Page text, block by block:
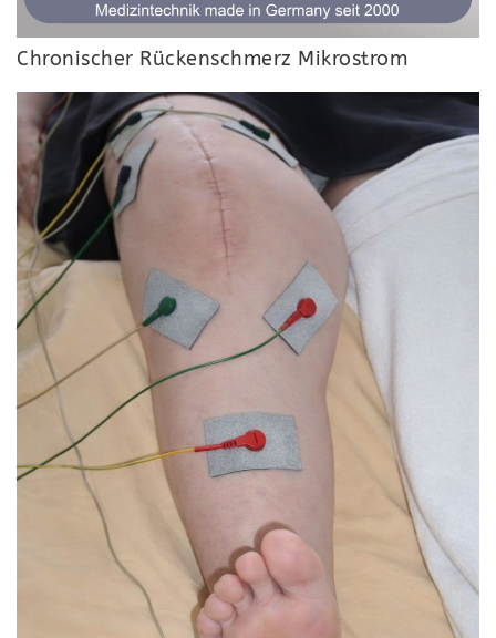
Chronischer Rückenschmerz Mikrostrom